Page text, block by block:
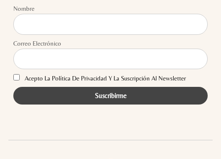
Nombre
Correo Electrónico
Acepto La Política De Privacidad Y La Suscripción Al Newsletter